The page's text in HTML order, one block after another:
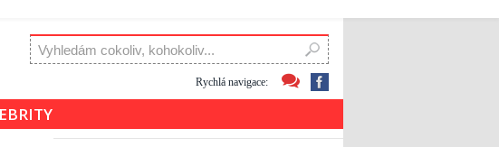
Rychlá navigace: